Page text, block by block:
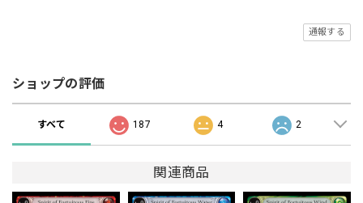
通報する
ショップの評価
すべて 187 4 2
関連商品